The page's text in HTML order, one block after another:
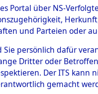
von
Toter aus
Portal über NS-
und Parteien oder
Sie persönlich dafür
Dritter oder
Der ITS
gemacht